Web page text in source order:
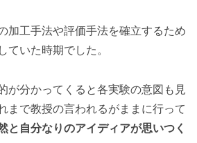
加工手法や評価手法を確立するため
ていた時期でした。
が分かってくると各実験の意図も見
まで教授の言われるがままに行って
と自分なりのアイディアが思いつく